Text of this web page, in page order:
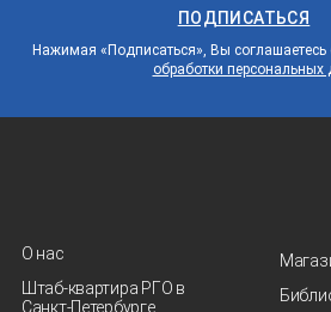
ПОДПИСАТЬСЯ
Нажимая «Подписаться», Вы соглашаетесь
обработки персональных
О нас
Штаб-квартира РГО в
Санкт‑Петербурге